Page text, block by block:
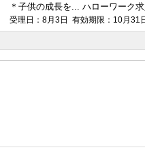
＊子供の成長を... ハローワーク
受理日：8月3日 有効期限：10月31